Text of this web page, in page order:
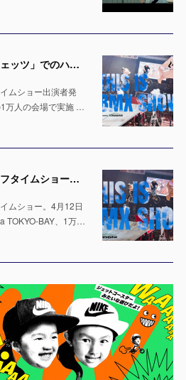
【出演者発表！】「千葉ジェッツ」でのハーフタイムショー LaLa arena TOKYO-BAYの1万人の会場で実施 ※4月12日 & 13日
ムショー出演者発
万人の会場で実施 …
「千葉ジェッツ」でのハーフタイムショー出演決定！LaLa arena TOKYO-BAYの1万人の会場で実施 ※4月12日 & 13日
ムショー。4月12日
TOKYO-BAY、1万…